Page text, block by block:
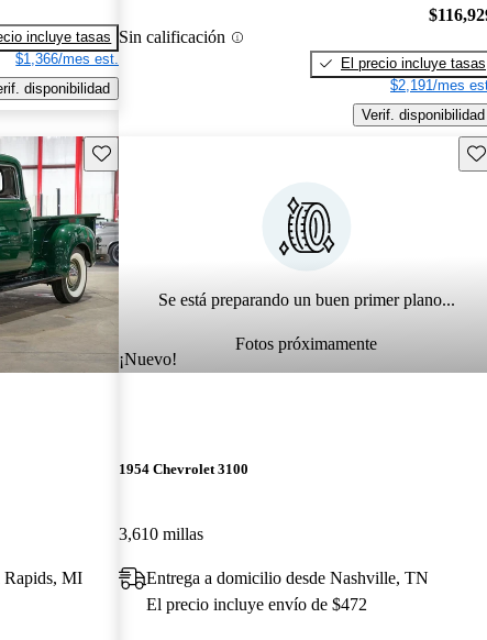
incluye tasas
$1,366/mes est.
disponibilidad
Sin calificación
El precio incluye tasas
$2,191/mes
Verif. disponibilidad
Guarda este Aviso
Rapids, MI
Se está preparando un buen primer plano...
Fotos próximamente
¡Nuevo!
1954 Chevrolet 3100
3,610 millas
Entrega a domicilio desde Nashville, TN
El precio incluye envío de $472